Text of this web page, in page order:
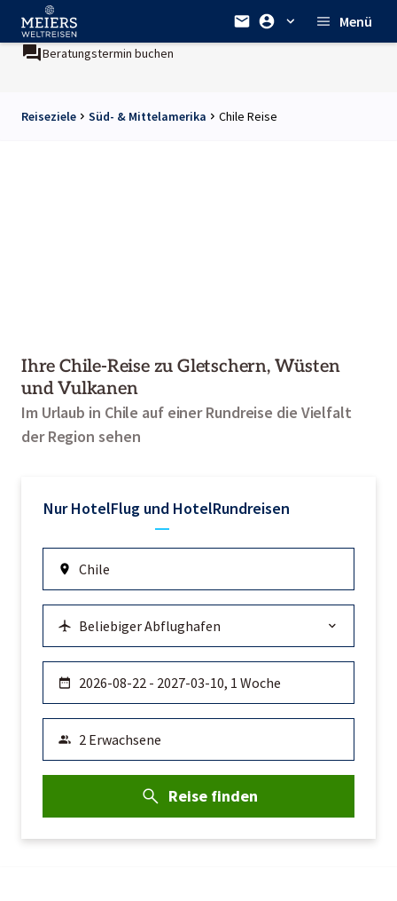
Menü
Ein Unternehmen derREWE Group
Reiseziele Süd- & Mittelamerika Chile Reise
Ihre Chile-Reise zu Gletschern, Wüsten
und Vulkanen
Im Urlaub in Chile auf einer Rundreise die Vielfalt
der Region sehen
Nur HotelFlug und HotelRundreisen
Reise finden